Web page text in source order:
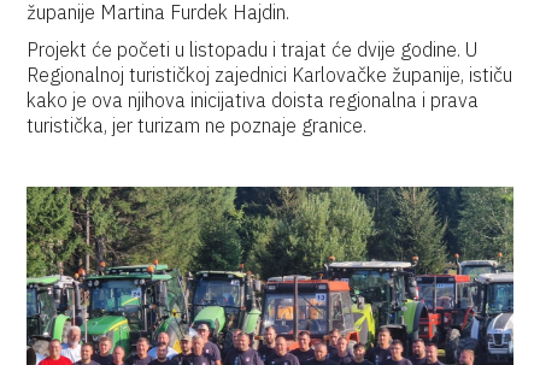
županije Martina Furdek Hajdin.
Projekt će početi u listopadu i trajat će dvije godine. U
Regionalnoj turističkoj zajednici Karlovačke županije, ističu
kako je ova njihova inicijativa doista regionalna i prava
turistička, jer turizam ne poznaje granice.